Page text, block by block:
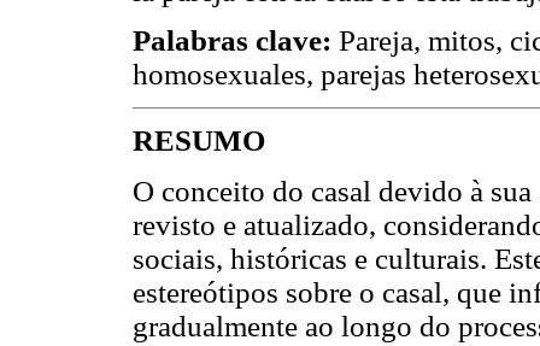
Palabras clave: Pareja, mitos,
homosexuales, parejas
RESUMO
O conceito do casal devido à
revisto e atualizado,
sociais, históricas e culturais.
estereótipos sobre o casal, que
gradualmente ao longo do